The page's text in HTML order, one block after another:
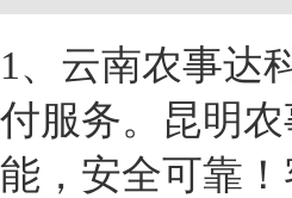
1、云南农事达
付服务。昆明
能，安全可靠